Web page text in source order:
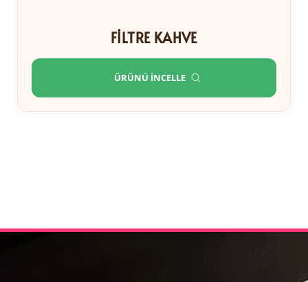
FILTRE KAHVE
ÜRÜNÜ İNCELLE